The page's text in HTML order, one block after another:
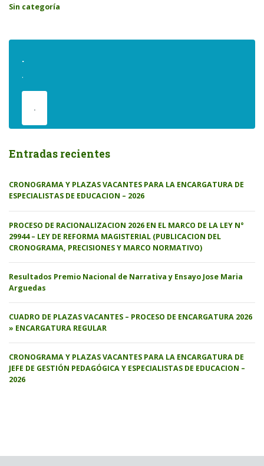
Sin categoría
.
.
.
Entradas recientes
CRONOGRAMA Y PLAZAS VACANTES PARA LA ENCARGATURA DE
ESPECIALISTAS DE EDUCACION – 2026
PROCESO DE RACIONALIZACION 2026 EN EL MARCO DE LA LEY N°
29944 – LEY DE REFORMA MAGISTERIAL (PUBLICACION DEL
CRONOGRAMA, PRECISIONES Y MARCO NORMATIVO)
Resultados Premio Nacional de Narrativa y Ensayo Jose Maria
Arguedas
CUADRO DE PLAZAS VACANTES – PROCESO DE ENCARGATURA 2026
» ENCARGATURA REGULAR
CRONOGRAMA Y PLAZAS VACANTES PARA LA ENCARGATURA DE
JEFE DE GESTIÓN PEDAGÓGICA Y ESPECIALISTAS DE EDUCACION –
2026